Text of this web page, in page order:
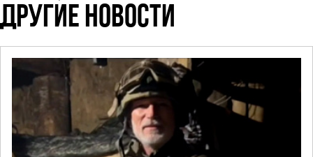
ДРУГИЕ НОВОСТИ